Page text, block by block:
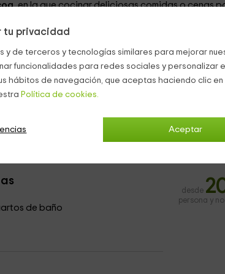
tu privacidad
y de terceros y tecnologías similares para mejorar
funcionalidades para redes sociales y personalizar
hábitos de navegación, que aceptas haciendo clic
Política de cookies.
Aceptar
, en la que cocinar deliciosas comidas o cenas
compartir viajes, podrás llevarlo contigo, ya que
de baño
desde
persona y